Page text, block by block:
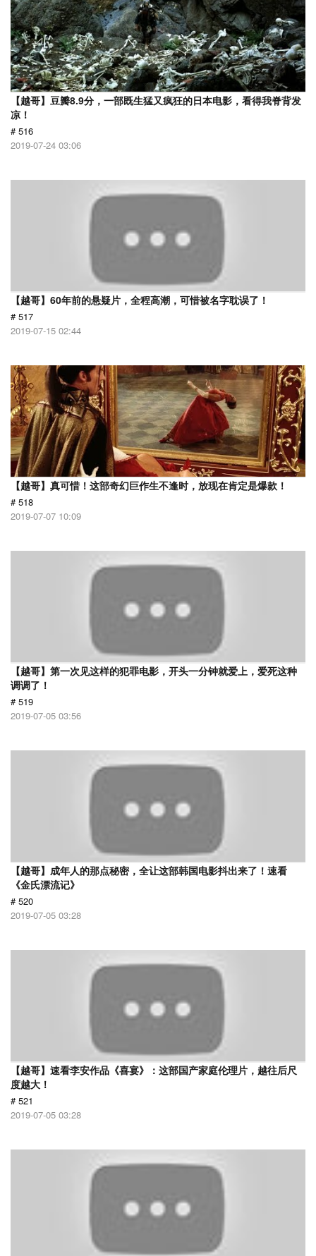
【越哥】豆瓣8.9分，一部既生猛又疯狂的日本电影，看得我脊背发
凉！
# 516
2019-07-24 03:06
【越哥】60年前的悬疑片，全程高潮，可惜被名字耽误了！
# 517
2019-07-15 02:44
【越哥】真可惜！这部奇幻巨作生不逢时，放现在肯定是爆款！
# 518
2019-07-07 10:09
【越哥】第一次见这样的犯罪电影，开头一分钟就爱上，爱死这种
调调了！
# 519
2019-07-05 03:56
【越哥】成年人的那点秘密，全让这部韩国电影抖出来了！速看
《金氏漂流记》
# 520
2019-07-05 03:28
【越哥】速看李安作品《喜宴》：这部国产家庭伦理片，越往后尺
度越大！
# 521
2019-07-05 03:28